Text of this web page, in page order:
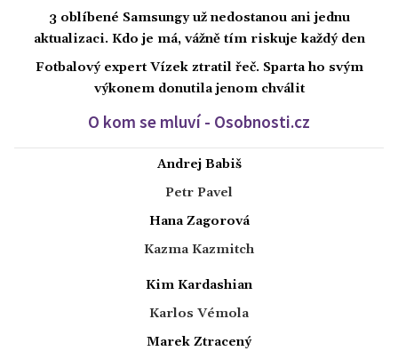
3 oblíbené Samsungy už nedostanou ani jednu
aktualizaci. Kdo je má, vážně tím riskuje každý den
Fotbalový expert Vízek ztratil řeč. Sparta ho svým
výkonem donutila jenom chválit
O kom se mluví - Osobnosti.cz
Andrej Babiš
Petr Pavel
Hana Zagorová
Kazma Kazmitch
Kim Kardashian
Karlos Vémola
Marek Ztracený